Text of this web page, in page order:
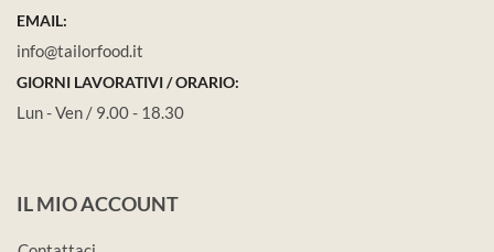
EMAIL:
info@tailorfood.it
GIORNI LAVORATIVI / ORARIO:
Lun - Ven / 9.00 - 18.30
IL MIO ACCOUNT